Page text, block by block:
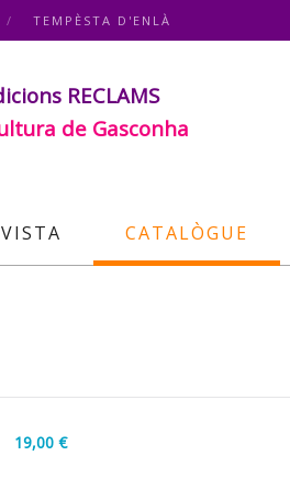
TEMPÈSTA D'ENLÀ
RECLAMS
de Gasconha
CATALÒGUE
19,00 €